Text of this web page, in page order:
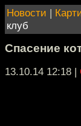
Новости |
клуб
Спасение
13.10.14 12:18 |